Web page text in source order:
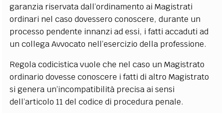
garanzia riservata dall’ordinamento ai Magistrati
ordinari nel caso dovessero conoscere, durante un
processo pendente innanzi ad essi, i fatti accaduti ad
un collega Avvocato nell’esercizio della professione.
Regola codicistica vuole che nel caso un Magistrato
ordinario dovesse conoscere i fatti di altro Magistrato
si genera un’incompatibilità precisa ai sensi
dell’articolo 11 del codice di procedura penale.